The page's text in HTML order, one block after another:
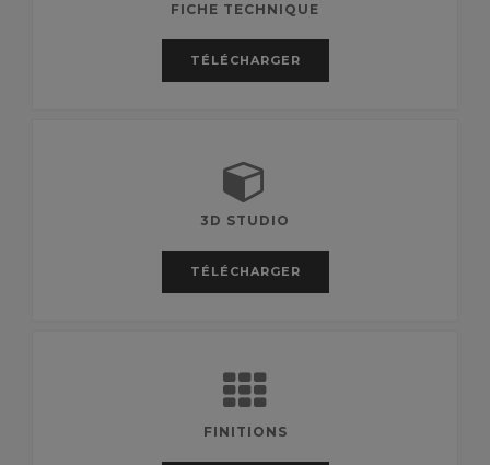
FICHE TECHNIQUE
TÉLÉCHARGER
3D STUDIO
TÉLÉCHARGER
FINITIONS